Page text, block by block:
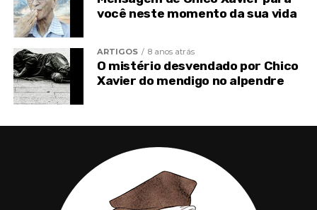
Distração sem propósito.
Na represa, ninguém pode prever os resultados da
brecha esquecida.
Uma lição de vida de Chico Xavier para
O seu dinheiro não rende?
Você deixa a porta aberta para a
felicidade entrar?
você neste momento da sua vida
ARTIGOS 8 anos atrás
O mistério desvendado por Chico
Xavier do mendigo no alpendre